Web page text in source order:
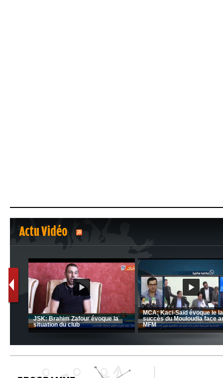
Actu Vidéo
1 2
MCA: Kaci-Saïd évoque le
succès du Mouloudia face
MFM
JSK: Brahim Zafour évoque la
situation du club